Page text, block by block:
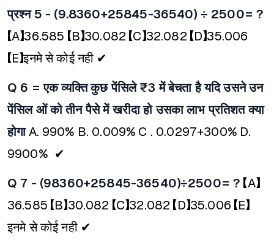
प्रश्न 5 - (9.8360+25845-36540) ÷ 2500= ?
【A】36.585 【B】30.082 【C】32.082 【D】35.006
【E】इनमे से कोई नही ✔
Q 6 = एक व्यक्ति कुछ पेंसिले ₹3 में बेचता है यदि उसने उन
पेंसिल ओं को तीन पैसे में खरीदा हो उसका लाभ प्रतिशत क्या
होगा A. 990% B. 0.009% C . 0.0297+300% D.
9900% ✔
Q 7 - (98360+25845-36540)÷2500= ? 【A】
36.585 【B】30.082 【C】32.082 【D】35.006 【E】
इनमे से कोई नही ✔